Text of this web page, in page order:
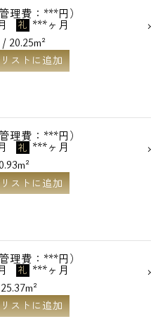
理費：***円）
礼 ***ヶ月
20.25m²
ストに追加
理費：***円）
礼 ***ヶ月
ストに追加
理費：***円）
礼 ***ヶ月
ストに追加